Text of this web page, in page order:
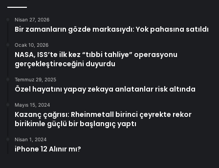
Nisan 27, 2026
Bir zamanların gözde markasıydı: Yok pahasına satıldı
Ocak 10, 2026
NASA, ISS’te ilk kez “tıbbi tahliye” operasyonu
gerçekleştireceğini duyurdu
Temmuz 29, 2025
Özel hayatını yapay zekaya anlatanlar risk altında
Mayıs 15, 2024
Kazanç çağrısı: Rheinmetall birinci çeyrekte rekor
birikimle güçlü bir başlangıç yaptı
Nisan 1, 2024
iPhone 12 Alınır mı?